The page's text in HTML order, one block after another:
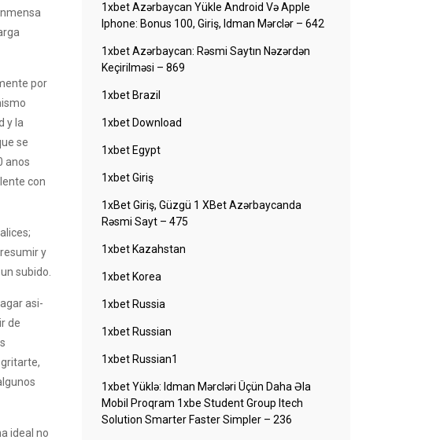
por
y la
se
anos
con
y
subido.
asi­
de
ideal no
1xbet Azərbaycan Yükle Android Və Apple
Iphone: Bonus 100, Giriş, Idman Mərclər – 642
1xbet Azərbaycan: Rəsmi Saytın Nəzərdən
Keçirilməsi – 869
1xbet Brazil
1xbet Download
1xbet Egypt
1xbet Giriş
1xBet Giriş, Güzgü 1 XBet Azərbaycanda
Rəsmi Sayt – 475
1xbet Kazahstan
1xbet Korea
1xbet Russia
1xbet Russian
1xbet Russian1
1xbet Yüklə: Idman Mərcləri Üçün Daha Əla
Mobil Proqram 1xbe Student Group Itech
Solution Smarter Faster Simpler – 236